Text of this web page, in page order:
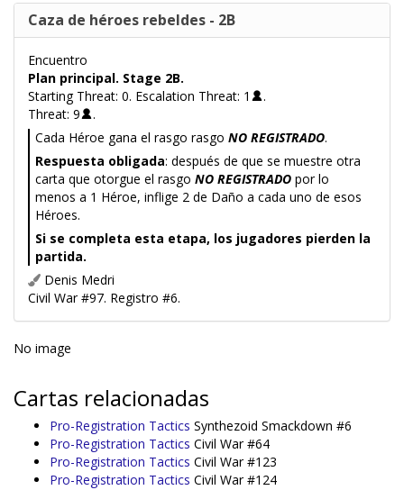
Caza de héroes rebeldes - 2B
Encuentro
Plan principal. Stage 2B.
Starting Threat: 0. Escalation Threat: 1
.
Threat: 9
.
Cada Héroe gana el rasgo rasgo NO REGISTRADO.
Respuesta obligada: después de que se muestre otra
carta que otorgue el rasgo NO REGISTRADO por lo
menos a 1 Héroe, inflige 2 de Daño a cada uno de esos
Héroes.
Si se completa esta etapa, los jugadores pierden la
partida.
Denis Medri
Civil War #97. Registro #6.
No image
Cartas relacionadas
Pro-Registration Tactics Synthezoid Smackdown #6
Pro-Registration Tactics Civil War #64
Pro-Registration Tactics Civil War #123
Pro-Registration Tactics Civil War #124